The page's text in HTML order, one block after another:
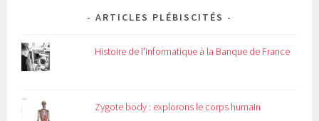
ARTICLES PLÉBISCITÉS
Histoire de l'informatique à la Banque de France
Zygote body : explorons le corps humain